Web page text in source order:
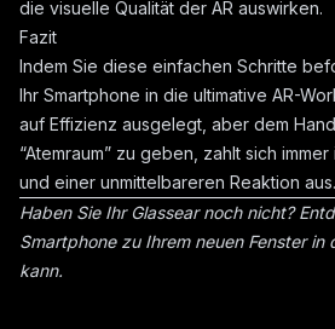
die visuelle Qualität der AR auswirken.
Fazit
Indem Sie diese einfachen Schritte
Ihr Smartphone in die ultimative AR-
auf Effizienz ausgelegt, aber dem
“Atemraum” zu geben, zahlt sich
und einer unmittelbareren Reaktion aus.
Haben Sie Ihr Glassear noch nicht?
Smartphone zu Ihrem neuen Fenster
kann.